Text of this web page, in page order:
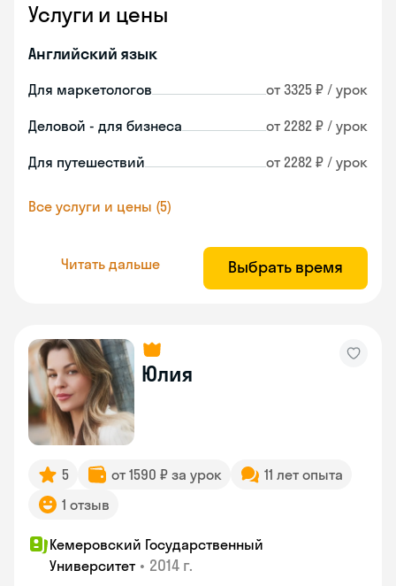
Услуги и цены
Английский язык
Для маркетологов от 3325 ₽ / урок
Деловой - для бизнеса от 2282 ₽ / урок
Для путешествий от 2282 ₽ / урок
Все услуги и цены (5)
Читать дальше Выбрать время
Юлия
5 от 1590 ₽ за урок
11 лет опыта
1 отзыв
Кемеровский Государственный
Университет • 2014 г.